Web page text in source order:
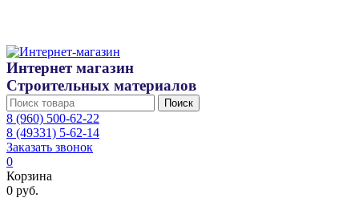
Интернет магазин
Строительных материалов
Поиск
8 (960) 500-62-22
8 (49331) 5-62-14
Заказать звонок
0
Корзина
0 руб.